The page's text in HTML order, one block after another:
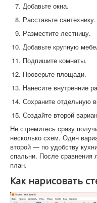
Добавьте окна.
Расставьте сантехнику.
Разместите лестницу.
Добавьте крупную
Подпишите комнаты.
Проверьте площади.
Нанесите внутренние
Сохраните отдельную
Создайте второй
Не стремитесь сразу
несколько схем. Один
второй — по удобству
спальни. После сравнения
план.
Как нарисовать